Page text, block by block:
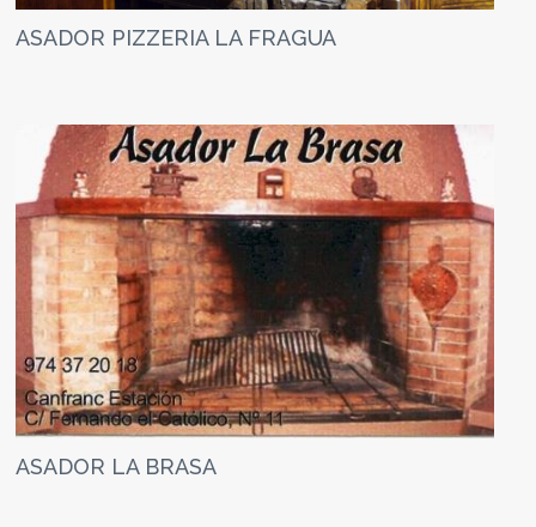
ASADOR PIZZERIA LA FRAGUA
ASADOR LA BRASA